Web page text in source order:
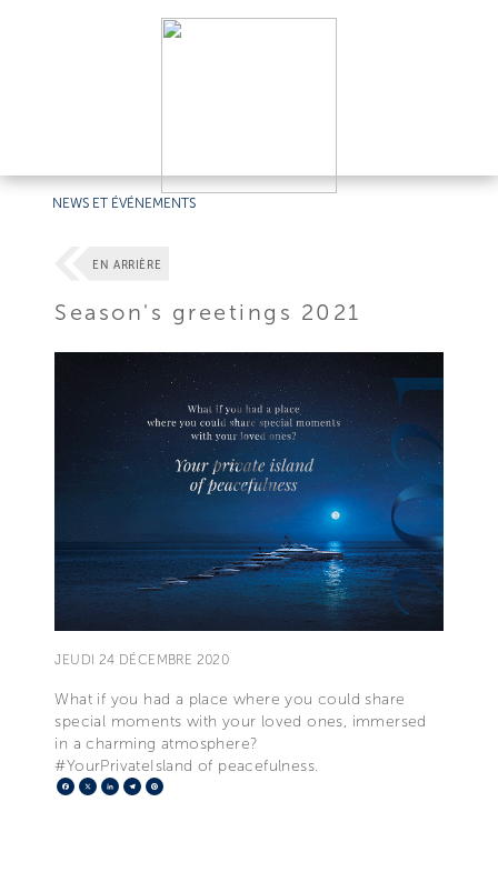
NEWS ET ÉVÉNEMENTS
EN ARRIÈRE
Season's greetings 2021
JEUDI 24 DÉCEMBRE 2020
What if you had a place where you could share
special moments with your loved ones, immersed
in a charming atmosphere?
#YourPrivateIsland of peacefulness.
Facebook
X LinkedIn
Telegram